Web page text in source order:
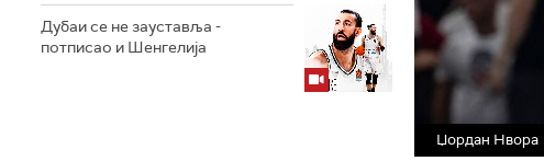
Дубаи се не зауставља -
потписао и Шенгелија
Џордан Нвора